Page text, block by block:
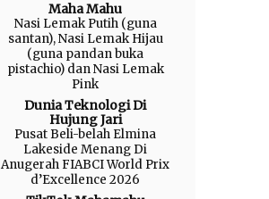
Maha Mahu
Nasi Lemak Putih (guna
santan), Nasi Lemak Hijau
(guna pandan buka
pistachio) dan Nasi Lemak
Pink
Dunia Teknologi Di
Hujung Jari
Pusat Beli-belah Elmina
Lakeside Menang Di
Anugerah FIABCI World Prix
d’Excellence 2026